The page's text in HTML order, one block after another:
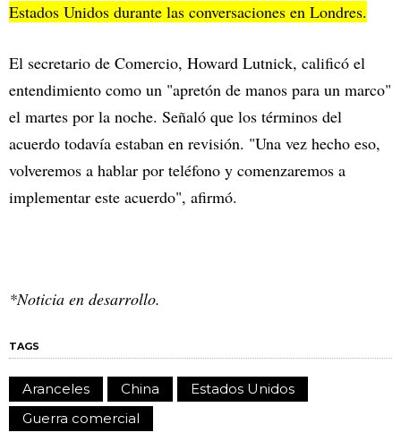
Estados Unidos durante las conversaciones en Londres.
El secretario de Comercio, Howard Lutnick, calificó el
entendimiento como un "apretón de manos para un marco"
el martes por la noche. Señaló que los términos del
acuerdo todavía estaban en revisión. "Una vez hecho eso,
volveremos a hablar por teléfono y comenzaremos a
implementar este acuerdo", afirmó.
*Noticia en desarrollo.
TAGS
Aranceles China
Estados Unidos
Guerra comercial